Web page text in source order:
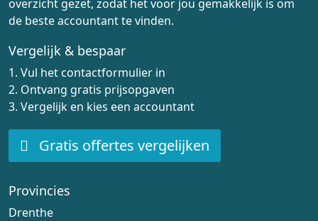
overzicht gezet, zodat het voor jou gemakkelijk is om
de beste accountant te vinden.
Vergelijk & bespaar
1. Vul het contactformulier in
2. Ontvang gratis prijsopgaven
3. Vergelijk en kies een accountant
Gratis offertes vergelijken
Provincies
Drenthe